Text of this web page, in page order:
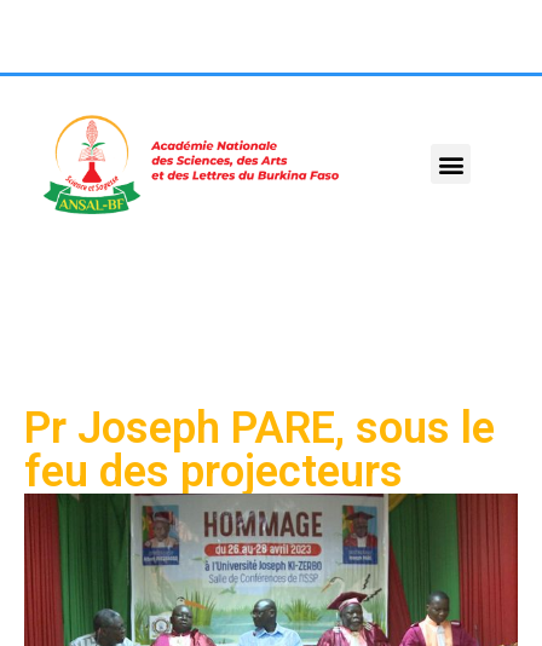
Pr Joseph PARE, sous le
feu des projecteurs